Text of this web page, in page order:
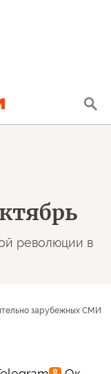
революции в
зарубежных СМИ